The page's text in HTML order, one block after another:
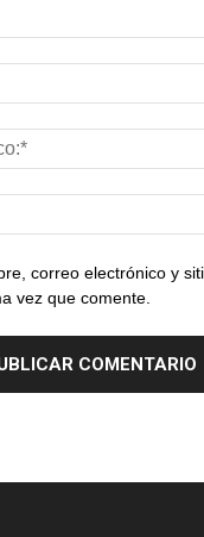
correo electrónico y
vez que comente.